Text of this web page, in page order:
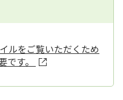
ルをご覧いただくため
です。